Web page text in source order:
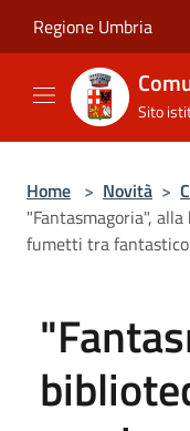
Regione Umbria
Sito
Home > Novità >
"Fantasmagoria",
fumetti tra